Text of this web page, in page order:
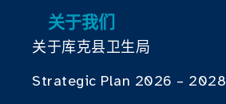
关于我们
关于库克县卫生局
Strategic Plan 2026 – 2028